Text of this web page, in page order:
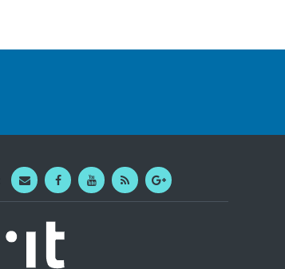
WebmailFacebookYoutube
RSS Google